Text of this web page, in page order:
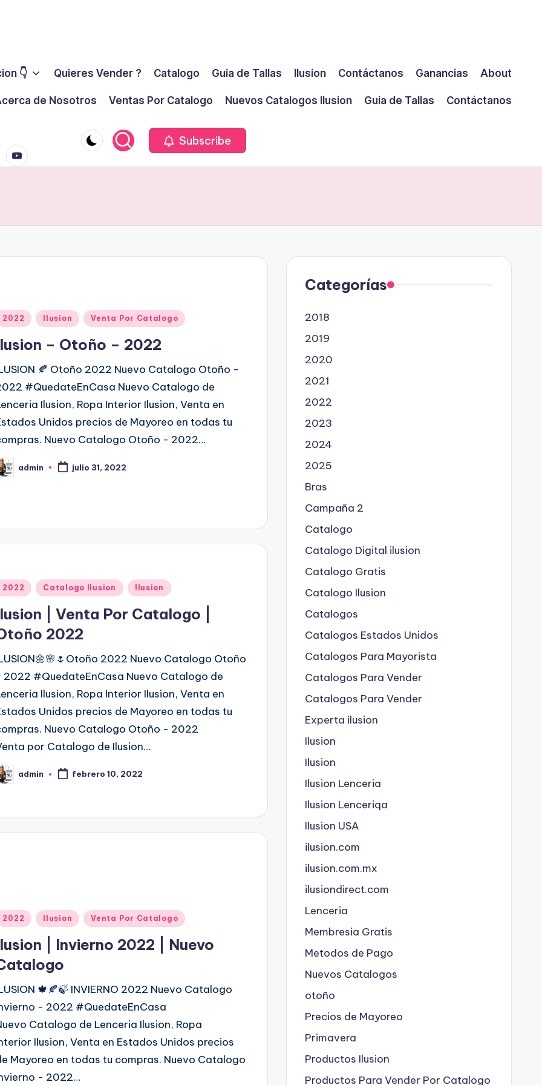
👇 Quieres Vender ? Catalogo Guia de Tallas Ilusion Contáctanos Ganancias About
de Nosotros Ventas Por Catalogo Nuevos Catalogos Ilusion Guia de Tallas
Contáctanos
Subscribe
2022 Ilusion Venta Por Catalogo
– Otoño – 2022
🍂 Otoño 2022 Nuevo Catalogo Otoño -
#QuedateEnCasa Nuevo Catalogo de
Ilusion, Ropa Interior Ilusion, Venta en
Unidos precios de Mayoreo en todas tu
Nuevo Catalogo Otoño - 2022…
admin julio 31, 2022
2022 Catalogo Ilusion Ilusion
| Venta Por Catalogo |
2022
2022 Nuevo Catalogo Otoño
2022 #QuedateEnCasa Nuevo Catalogo de
Ilusion, Ropa Interior Ilusion, Venta en
Unidos precios de Mayoreo en todas tu
Nuevo Catalogo Otoño - 2022
por Catalogo de Ilusion…
admin febrero 10, 2022
2022 Ilusion Venta Por Catalogo
| Invierno 2022 | Nuevo
🍁🍂🍃 INVIERNO 2022 Nuevo Catalogo
- 2022 #QuedateEnCasa
Catalogo de Lenceria Ilusion, Ropa
Ilusion, Venta en Estados Unidos precios
Mayoreo en todas tu compras. Nuevo Catalogo
- 2022…
Categorías
2018
2019
2020
2021
2022
2023
2024
2025
Bras
Campaña 2
Catalogo
Catalogo Digital ilusion
Catalogo Gratis
Catalogo Ilusion
Catalogos
Catalogos Estados Unidos
Catalogos Para Mayorista
Catalogos Para Vender
Catalogos Para Vender
Experta ilusion
Ilusion
Ilusion
Ilusion Lenceria
Ilusion Lenceriqa
Ilusion USA
ilusion.com
ilusion.com.mx
ilusiondirect.com
Lenceria
Membresia Gratis
Metodos de Pago
Nuevos Catalogos
otoño
Precios de Mayoreo
Primavera
Productos Ilusion
Productos Para Vender Por Catalogo